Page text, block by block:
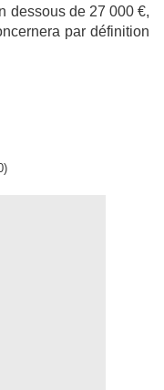
dessous de 27 000 €,
par définition